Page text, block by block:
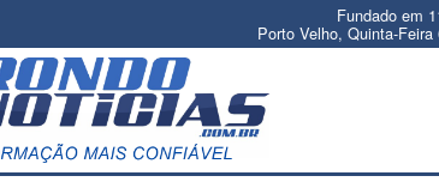
Fundado em
Porto Velho, Quinta-